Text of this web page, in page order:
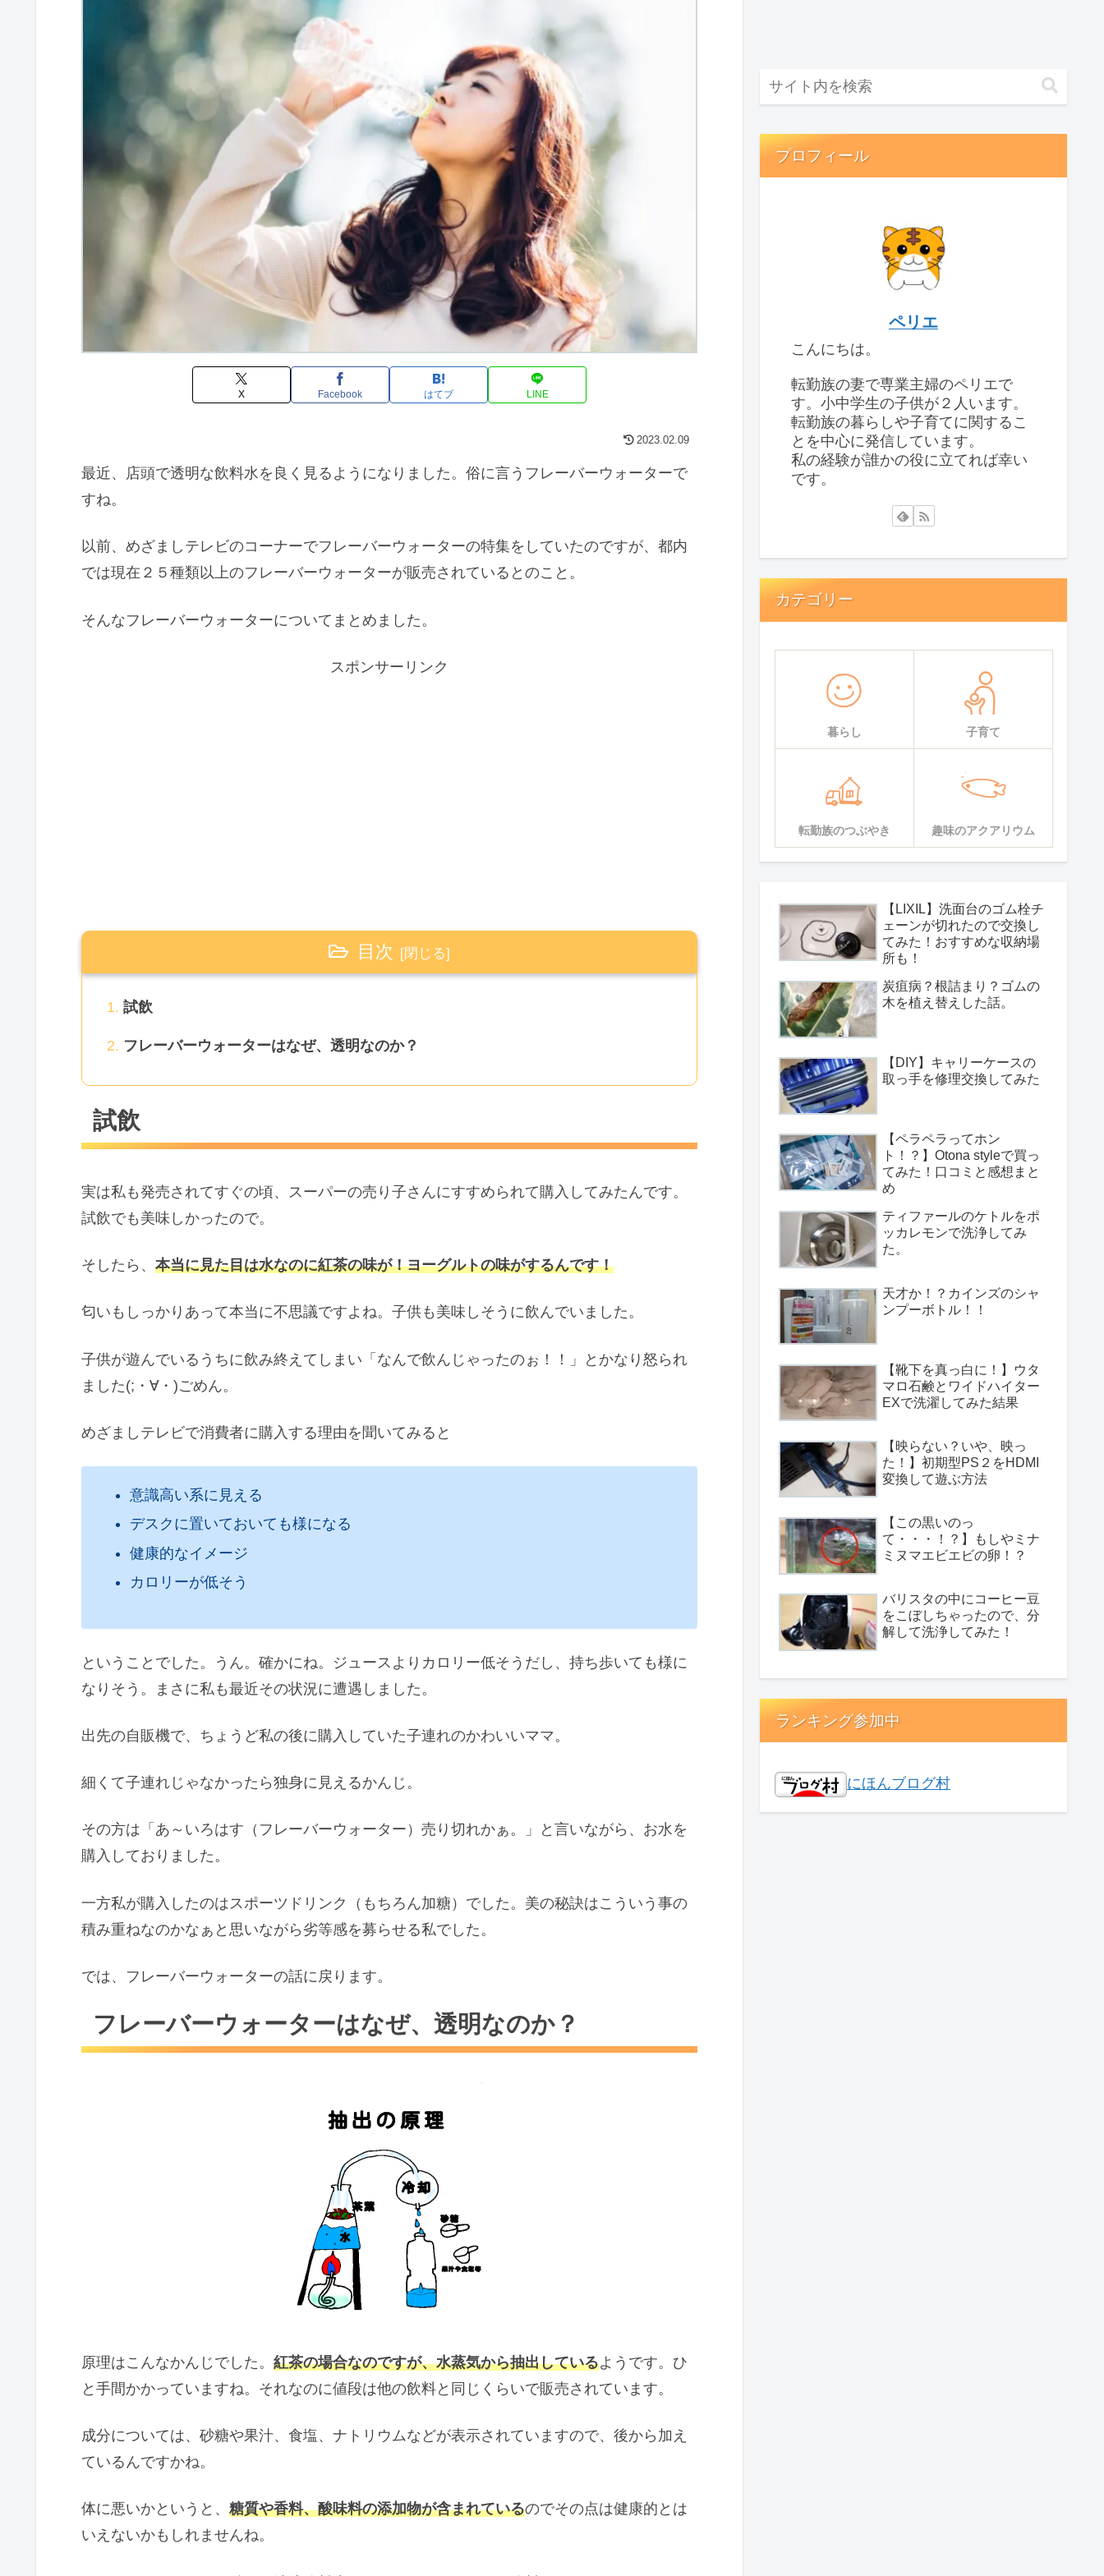
X Facebook はてブ LINE
2023.02.09
最近、店頭で透明な飲料水を良く見るようになりました。俗に言うフレーバーウォーターで
すね。
以前、めざましテレビのコーナーでフレーバーウォーターの特集をしていたのですが、都内
では現在２５種類以上のフレーバーウォーターが販売されているとのこと。
そんなフレーバーウォーターについてまとめました。
スポンサーリンク
目次
試飲
フレーバーウォーターはなぜ、透明なのか？
試飲
実は私も発売されてすぐの頃、スーパーの売り子さんにすすめられて購入してみたんです。
試飲でも美味しかったので。
そしたら、 本当に見た目は水なのに紅茶の味が！ヨーグルトの味がするんです！
匂いもしっかりあって本当に不思議ですよね。子供も美味しそうに飲んでいました。
子供が遊んでいるうちに飲み終えてしまい「なんで飲んじゃったのぉ！！」とかなり怒られ
ました(;・∀・)ごめん。
めざましテレビで消費者に購入する理由を聞いてみると
意識高い系に見える
デスクに置いておいても様になる
健康的なイメージ
カロリーが低そう
ということでした。うん。確かにね。ジュースよりカロリー低そうだし、持ち歩いても様に
なりそう。まさに私も最近その状況に遭遇しました。
出先の自販機で、ちょうど私の後に購入していた子連れのかわいいママ。
細くて子連れじゃなかったら独身に見えるかんじ。
その方は「あ～いろはす（フレーバーウォーター）売り切れかぁ。」と言いながら、お水を
購入しておりました。
一方私が購入したのはスポーツドリンク（もちろん加糖）でした。美の秘訣はこういう事の
積み重ねなのかなぁと思いながら劣等感を募らせる私でした。
では、フレーバーウォーターの話に戻ります。
フレーバーウォーターはなぜ、透明なのか？
原理はこんなかんじでした。 紅茶の場合なのですが、水蒸気から抽出しているようです。ひ
と手間かかっていますね。それなのに値段は他の飲料と同じくらいで販売されています。
成分については、砂糖や果汁、食塩、ナトリウムなどが表示されていますので、後から加え
ているんですかね。
体に悪いかというと、 糖質や香料、酸味料の添加物が含まれているのでその点は健康的とは
いえないかもしれませんね。
プロフィール
ペリエ
こんにちは。
転勤族の妻で専業主婦のペリエで
す。小中学生の子供が２人います。
転勤族の暮らしや子育てに関するこ
とを中心に発信しています。
私の経験が誰かの役に立てれば幸い
です。
カテゴリー
暮らし 子育て
転勤族のつぶやき 趣味のアクアリウム
【LIXIL】洗面台のゴム栓チ
ェーンが切れたので交換し
てみた！おすすめな収納場
所も！
炭疽病？根詰まり？ゴムの
木を植え替えした話。
【DIY】キャリーケースの
取っ手を修理交換してみた
【ペラペラってホン
ト！？】Otona styleで買っ
てみた！口コミと感想まと
め
ティファールのケトルをポ
ッカレモンで洗浄してみ
た。
天才か！？カインズのシャ
ンプーボトル！！
【靴下を真っ白に！】ウタ
マロ石鹸とワイドハイター
EXで洗濯してみた結果
【映らない？いや、映っ
た！】初期型PS２をHDMI
変換して遊ぶ方法
【この黒いのっ
て・・・！？】もしやミナ
ミヌマエビエビの卵！？
バリスタの中にコーヒー豆
をこぼしちゃったので、分
解して洗浄してみた！
ランキング参加中
にほんブログ村